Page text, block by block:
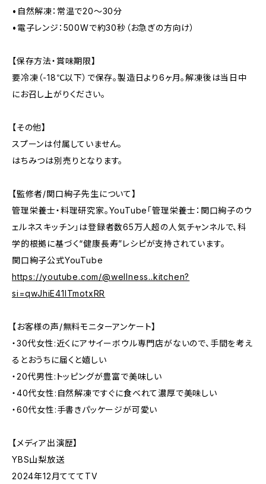
•自然解凍：常温で20〜30分
•電子レンジ：500Wで約30秒（お急ぎの方向け）
【保存方法・賞味期限】
要冷凍（-18℃以下）で保存。製造日より6ヶ月。解凍後は当日中
にお召し上がりください。
【その他】
スプーンは付属していません。
はちみつは別売りとなります。
【監修者/関口絢子先生について】
管理栄養士・料理研究家。YouTube「管理栄養士：関口絢子のウ
ェルネスキッチン」は登録者数65万人超の人気チャンネルで、科
学的根拠に基づく“健康長寿”レシピが支持されています。
関口絢子公式YouTube
https://youtube.com/@wellness..kitchen?
si=qwJhiE41ITmotxRR
【お客様の声/無料モニターアンケート】
・30代女性:近くにアサイーボウル専門店がないので、手間を考え
るとおうちに届くと嬉しい
・20代男性:トッピングが豊富で美味しい
・40代女性:自然解凍ですぐに食べれて濃厚で美味しい
・60代女性:手書きパッケージが可愛い
【メディア出演歴】
YBS山梨放送
2024年12月てててTV